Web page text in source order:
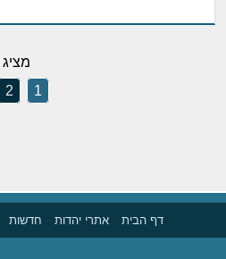
מציג
1
2
דף הבית אתרי יהדות חדשות